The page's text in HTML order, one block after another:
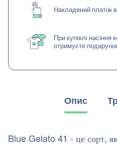
Накладений платіж
При купівлі насіння
отримуєте
Опис
Blue Gelato 41 - це сорт,